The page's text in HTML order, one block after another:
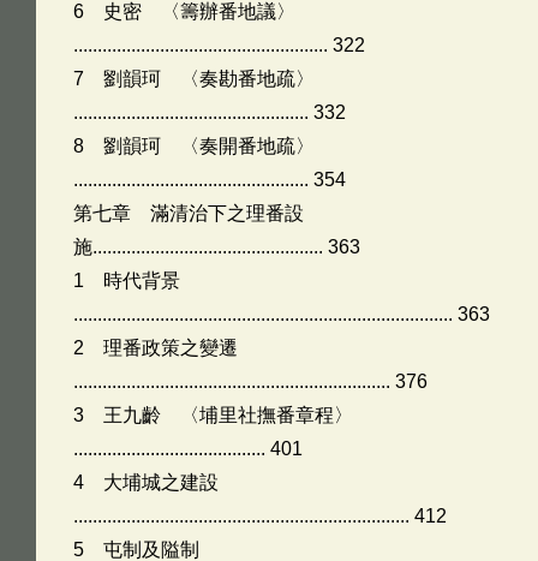
6 史密 〈籌辦番地議〉
..................................................... 322
7 劉韻珂 〈奏勘番地疏〉
................................................. 332
8 劉韻珂 〈奏開番地疏〉
................................................. 354
第七章 滿清治下之理番設
施................................................ 363
1 時代背景
............................................................................... 363
2 理番政策之變遷
.................................................................. 376
3 王九齡 〈埔里社撫番章程〉
........................................ 401
4 大埔城之建設
...................................................................... 412
5 屯制及隘制